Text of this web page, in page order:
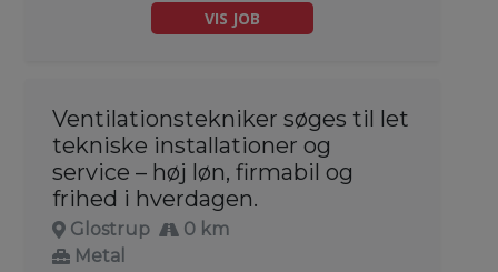
VIS JOB
Ventilationstekniker søges til let
tekniske installationer og
service – høj løn, firmabil og
frihed i hverdagen.
Glostrup
0 km
Metal